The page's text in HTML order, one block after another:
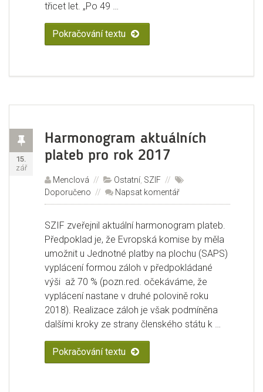
třicet let. „Po 49 …
Pokračování textu „V EU končí výrobní kvóty cukru
Harmonogram aktuálních
plateb pro rok 2017
Příspěvek
Publikováno:
15.
zář
Autor:
Menclová Rubriky:
Ostatní SZIF
Doporučeno
Napsat komentář
text
názvem
Harmonogram
aktuálních
plateb
pro
rok
SZIF zveřejnil aktuální harmonogram plateb.
Předpoklad je, že Evropská komise by měla
umožnit u Jednotné platby na plochu (SAPS)
vyplácení formou záloh v předpokládané
výši až 70 % (pozn.red. očekáváme, že
vyplácení nastane v druhé polovině roku
2018). Realizace záloh je však podmíněna
dalšími kroky ze strany členského státu k …
Pokračování textu „Harmonogram aktuálních